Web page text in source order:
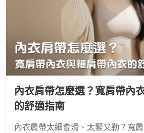
內衣肩帶怎麼選？寬肩帶內
的舒適指南
內衣肩帶太細會滑、太緊又勒？寬